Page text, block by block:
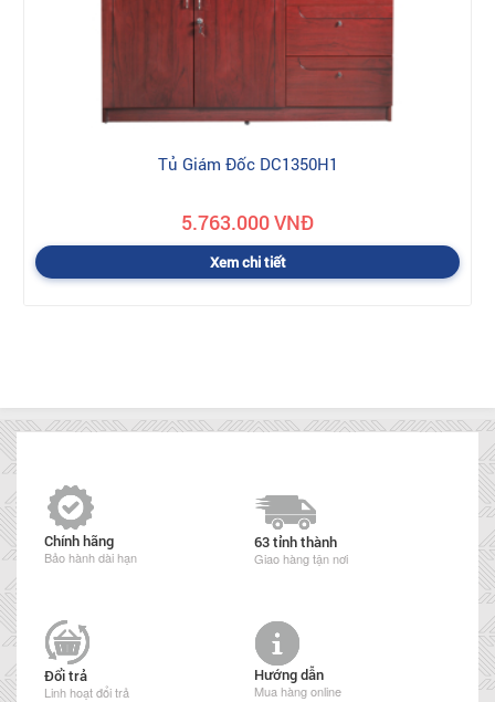
Tủ Giám Đốc DC1350H1
5.763.000 VNĐ
Xem chi tiết
Chính hãng
Bảo hành dài hạn
63 tỉnh thành
Giao hàng tận nơi
Đổi trả
Linh hoạt đổi trả
Hướng dẫn
Mua hàng online